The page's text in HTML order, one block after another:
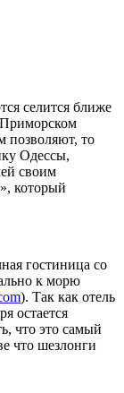
селится ближе
позволяют, то
Одессы,
своим
который
гостиница со
к морю
). Так как отель
остается
что это самый
что шезлонги